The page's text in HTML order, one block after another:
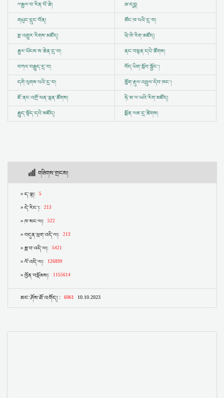
ྋརྒྱལ་བ་རིན་པོ་ཆེ།
ཨ་དཪྴ།
གཡུང་དྲུང་བོན།
ཙོང་ཁ་པའི་དྲ་བ།
སྔ་འགྱུར་རིགས་མཛོད།
ཝི་ཁེ་རིག་མཛོད།
རྒྱལ་ཡོངས་ས་ཆེན་དྲ་བ།
ནང་བསྟན་དཔེ་ཚོགས།
བཀའ་བརྒྱུད་དྲ་བ།
བོད་ཡིག་སློབ་སྦྱོང་།
དགེ་ལུགས་པའི་དྲ་བ།
གློག་རྡུལ་འཕྲུལ་དེབ་ཁང་།
ཇོ་ནང་འགྲོ་ཕན་ལྷན་ཚོགས།
ཧི་མ་ལ་ཡའི་རིག་མཛོད།
རྒྱུད་སྟོད་དཔེ་མཛོད།
སྨོན་ལམ་དྲ་ཚིགས།